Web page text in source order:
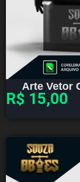
Arte Vetor
R$ 15,00